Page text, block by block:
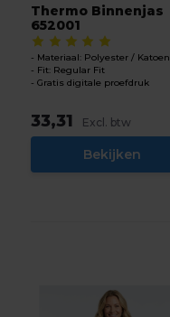
Thermo Binnenjas
652001
Materiaal: Polyester / Katoen
Fit: Regular Fit
Gratis digitale proefdruk
33,31 Excl. btw
Bekijken